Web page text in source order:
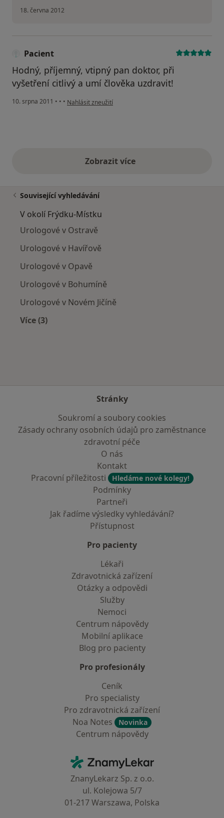
18. června 2012
Pacient
Hodný, příjemný, vtipný pan doktor, při
vyšetření citlivý a umí člověka uzdravit!
10. srpna 2011 • • • podle názoru uživatele Pacient
Nahlásit zneužití
Zobrazit vícevýše uvedené názory
Související vyhledávání
V okolí Frýdku-Místku
Urologové v Ostravě
Urologové v Havířově
Urologové v Opavě
Urologové v Bohumíně
Urologové v Novém Jičíně
Více (3)
Stránky
Soukromí a soubory cookies
Zásady ochrany osobních údajů pro zaměstnance
zdravotní péče
O nás
Kontakt
Pracovní příležitosti
Hledáme nové kolegy!
Podmínky
Partneři
Jak řadíme výsledky vyhledávání?
Přístupnost
Pro pacienty
Lékaři
Zdravotnická zařízení
Otázky a odpovědi
Služby
Nemoci
Centrum nápovědy
Mobilní aplikace
Blog pro pacienty
Pro profesionály
Ceník
Pro specialisty
Pro zdravotnická zařízení
Noa Notes
Novinka
Centrum nápovědy
ZnamyLekar - Hlavní stránka
ZnanyLekarz Sp. z o.o.
ul. Kolejowa 5/7
01-217 Warszawa, Polska